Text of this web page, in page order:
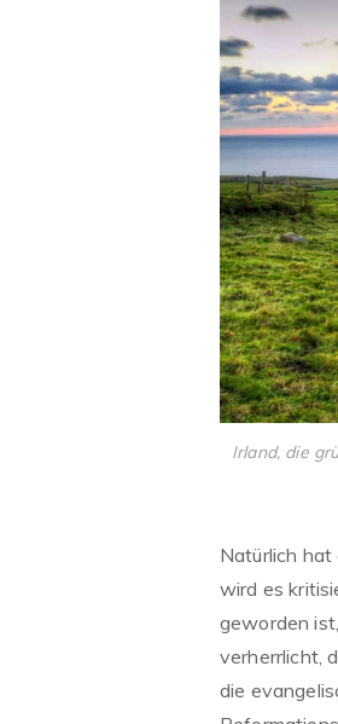
Irland, die
Natürlich hat
wird es
geworden
verherrlicht,
die